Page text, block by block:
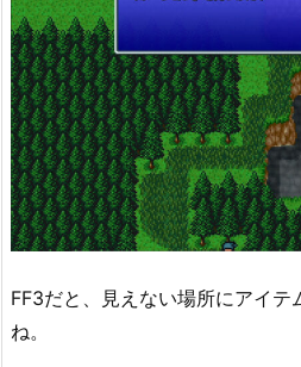
FF3だと、見えない場所にアイテ
ね。